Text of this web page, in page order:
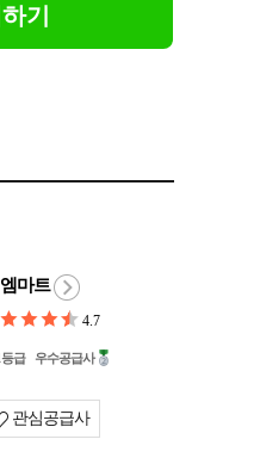
기
엠마트
4.7
급 우수공급사
관심공급사